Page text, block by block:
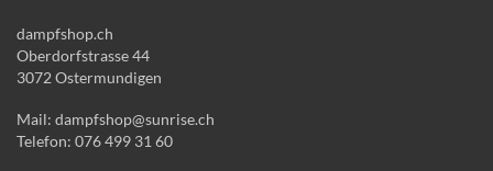
dampfshop.ch
Oberdorfstrasse 44
3072 Ostermundigen
Mail: dampfshop@sunrise.ch
Telefon: 076 499 31 60